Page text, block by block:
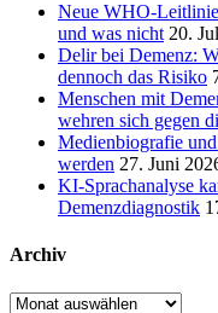
Neue WHO-
und was nicht 20.
Delir bei Demenz:
dennoch das Risiko
Menschen mit
wehren sich gegen
Medienbiografie
werden 27. Juni
KI-Sprachanalyse
Demenzdiagnostik
Archiv
Archiv